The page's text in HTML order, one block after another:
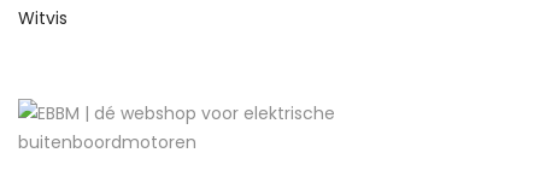
Witvis